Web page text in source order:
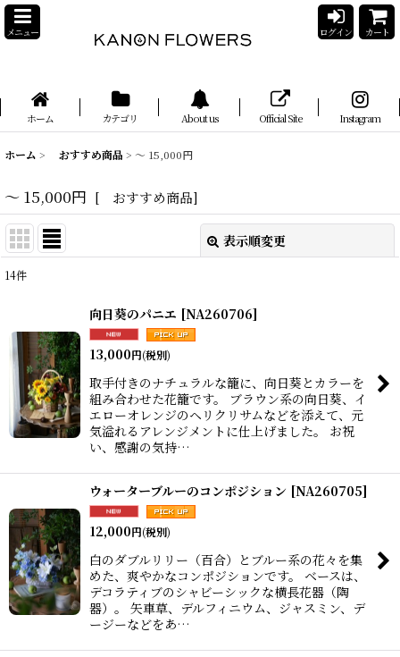
メニュー ログイン カート
ホーム カテゴリ About us Official Site Instagram
ホーム > おすすめ商品 > 〜 15,000円
〜 15,000円 [ おすすめ商品]
表示順変更
並び順:
絞り込む
14件
向日葵のパニエ [NA260706]
13,000円(税別)
取手付きのナチュラルな籠に、向日葵とカラーを
組み合わせた花籠です。 ブラウン系の向日葵、イ
エローオレンジのヘリクリサムなどを添えて、元
気溢れるアレンジメントに仕上げました。 お祝
い、感謝の気持…
ウォーターブルーのコンポジション [NA260705]
12,000円(税別)
白のダブルリリー（百合）とブルー系の花々を集
めた、爽やかなコンポジションです。 ベースは、
デコラティブのシャビーシックな横長花器（陶
器）。 矢車草、デルフィニウム、ジャスミン、デ
ージーなどをあ…